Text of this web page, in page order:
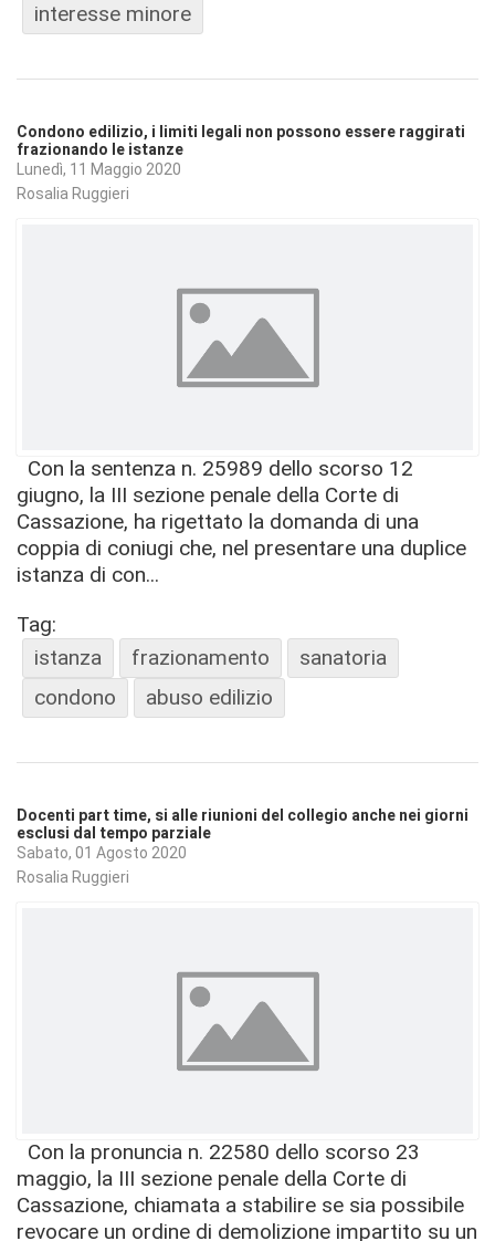
interesse minore
Condono edilizio, i limiti legali non possono essere raggirati
frazionando le istanze
Lunedì, 11 Maggio 2020
Rosalia Ruggieri
Con la sentenza n. 25989 dello scorso 12
giugno, la III sezione penale della Corte di
Cassazione, ha rigettato la domanda di una
coppia di coniugi che, nel presentare una duplice
istanza di con...
Tag:
istanza
frazionamento
sanatoria
condono
abuso edilizio
Docenti part time, si alle riunioni del collegio anche nei giorni
esclusi dal tempo parziale
Sabato, 01 Agosto 2020
Rosalia Ruggieri
Con la pronuncia n. 22580 dello scorso 23
maggio, la III sezione penale della Corte di
Cassazione, chiamata a stabilire se sia possibile
revocare un ordine di demolizione impartito su un